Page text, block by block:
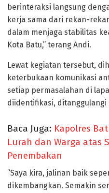
berinteraksi langsung
kerja sama dari rekan-
dalam menjaga stabilitas
Kota Batu,” terang Andi.
Lewat kegiatan tersebut,
keterbukaan komunikasi
setiap permasalahan di
diidentifikasi, ditanggulangi
Baca Juga: Kapolres
Lurah dan Warga atas
Penembakan
”Saya kira, jalinan baik
dikembangkan. Semakin